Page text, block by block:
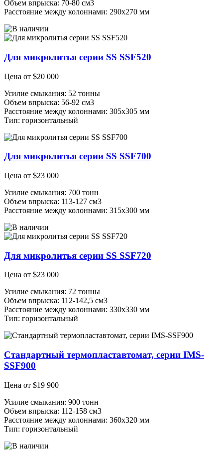
Объем впрыска: 70-80 см3
Расстояние между колоннами: 290х270 мм
Для микролитья серии SS SSF520
Цена от $20 000
Усилие смыкания: 52 тонны
Объем впрыска: 56-92 см3
Расстояние между колоннами: 305х305 мм
Тип: горизонтальный
Для микролитья серии SS SSF700
Цена от $23 000
Усилие смыкания: 700 тонн
Объем впрыска: 113-127 см3
Расстояние между колоннами: 315х300 мм
Для микролитья серии SS SSF720
Цена от $23 000
Усилие смыкания: 72 тонны
Объем впрыска: 112-142,5 см3
Расстояние между колоннами: 330х330 мм
Тип: горизонтальный
Стандартный термопластавтомат, серии IMS-
SSF900
Цена от $19 900
Усилие смыкания: 900 тонн
Объем впрыска: 112-158 см3
Расстояние между колоннами: 360х320 мм
Тип: горизонтальный